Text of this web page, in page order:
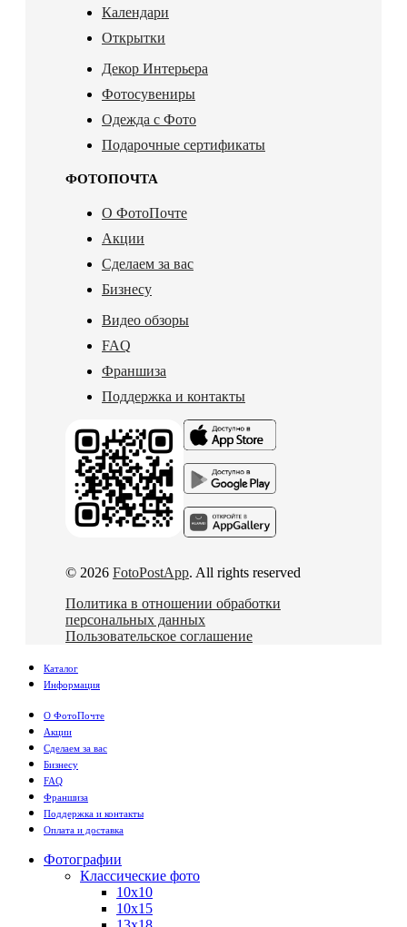
Календари
Открытки
Декор Интерьера
Фотосувениры
Одежда с Фото
Подарочные сертификаты
ФОТОПОЧТА
О ФотоПочте
Акции
Сделаем за вас
Бизнесу
Видео обзоры
FAQ
Франшиза
Поддержка и контакты
© 2026 FotoPostApp. All rights reserved
Политика в отношении обработки
персональных данных
Пользовательское соглашение
Каталог
Информация
О ФотоПочте
Акции
Сделаем за вас
Бизнесу
FAQ
Франшиза
Поддержка и контакты
Оплата и доставка
Фотографии
Классические фото
10х10
10х15